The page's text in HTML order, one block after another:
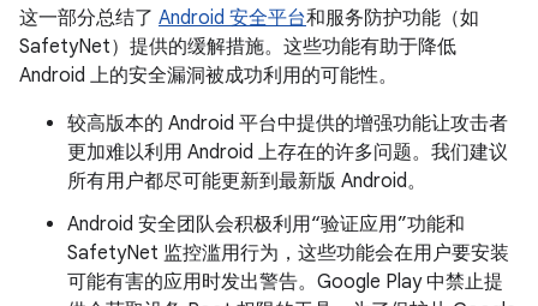
这一部分总结了 Android 安全平台和服务防护功能（如
SafetyNet）提供的缓解措施。这些功能有助于降低
Android 上的安全漏洞被成功利用的可能性。
较高版本的 Android 平台中提供的增强功能让攻击者
更加难以利用 Android 上存在的许多问题。我们建议
所有用户都尽可能更新到最新版 Android。
Android 安全团队会积极利用“验证应用”功能和
SafetyNet 监控滥用行为，这些功能会在用户要安装
可能有害的应用时发出警告。Google Play 中禁止提